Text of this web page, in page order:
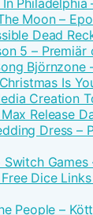
Moon –
Dead
5 –
Björnzone
Is
Creation
Release
Dress –
Dice
People –